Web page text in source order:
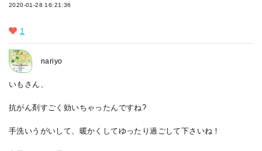
2020-01-28 16:21:36
1
nariyo
いもさん、
抗がん剤すごく効いちゃったんですね?
手洗いうがいして、暖かくしてゆったり過ごして下さいね！